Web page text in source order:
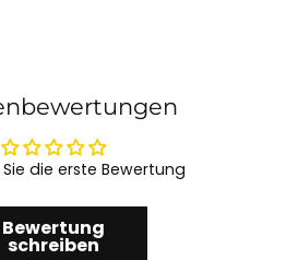
die erste Bewertung
Bewertung
schreiben